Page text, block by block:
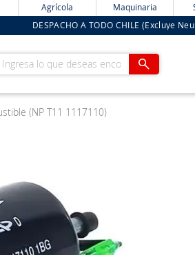
Agrícola Maquinaria
DESPACHO A TODO CHILE (Excluye
lo que deseas encontrar
(NP T11 1117110)